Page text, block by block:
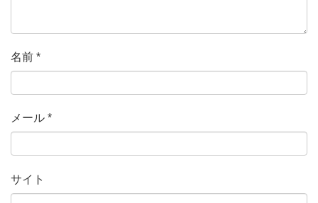
名前 *
メール *
サイト